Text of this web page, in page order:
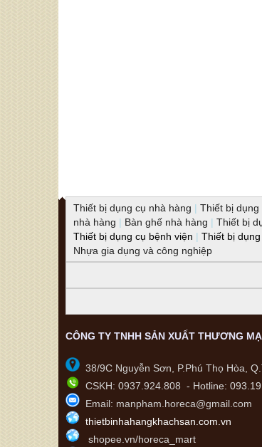
Thiết bị dụng cụ nhà hàng | Thiết bị dụng
nhà hàng | Bàn ghế nhà hàng | Thiết bị
Thiết bị dụng cụ bệnh viện | Thiết bị
Nhựa gia dụng và công nghiệp
CÔNG TY TNHH SẢN XUẤT THƯƠNG
38/9C Nguyễn Sơn, P.Phú Thọ Hòa,
CSKH: 0937.924.808 - Hotline:
Email: manpham.horeca@gmail.com
thietbinhahangkhachsan.com.vn
shopee.vn/horeca_mart